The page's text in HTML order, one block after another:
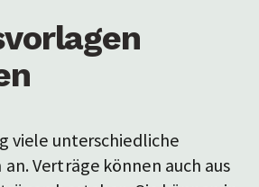
viele unterschiedliche
Verträge können auch aus